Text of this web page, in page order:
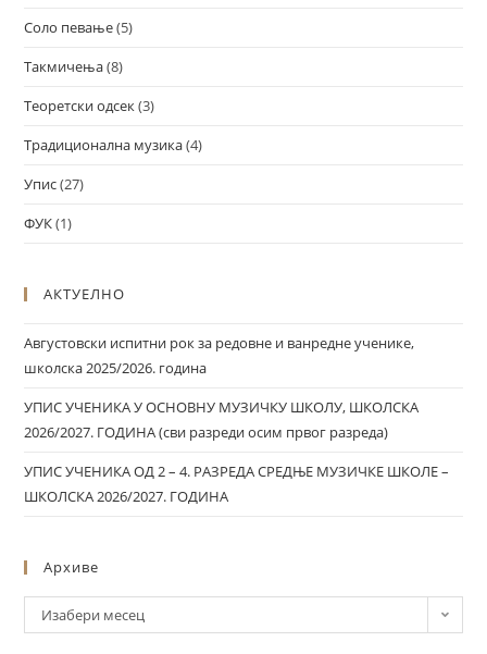
Соло певање(5)
Такмичења(8)
Теоретски одсек(3)
Традиционална музика(4)
Упис(27)
ФУК(1)
АКТУЕЛНО
Августовски испитни рок за редовне и ванредне ученике,
школска 2025/2026. година
УПИС УЧЕНИКА У ОСНОВНУ МУЗИЧКУ ШКОЛУ, ШКОЛСКА
2026/2027. ГОДИНА (сви разреди осим првог разреда)
УПИС УЧЕНИКА ОД 2 – 4. РАЗРЕДА СРЕДЊЕ МУЗИЧКЕ ШКОЛЕ –
ШКОЛСКА 2026/2027. ГОДИНА
Архиве
Изабери месец